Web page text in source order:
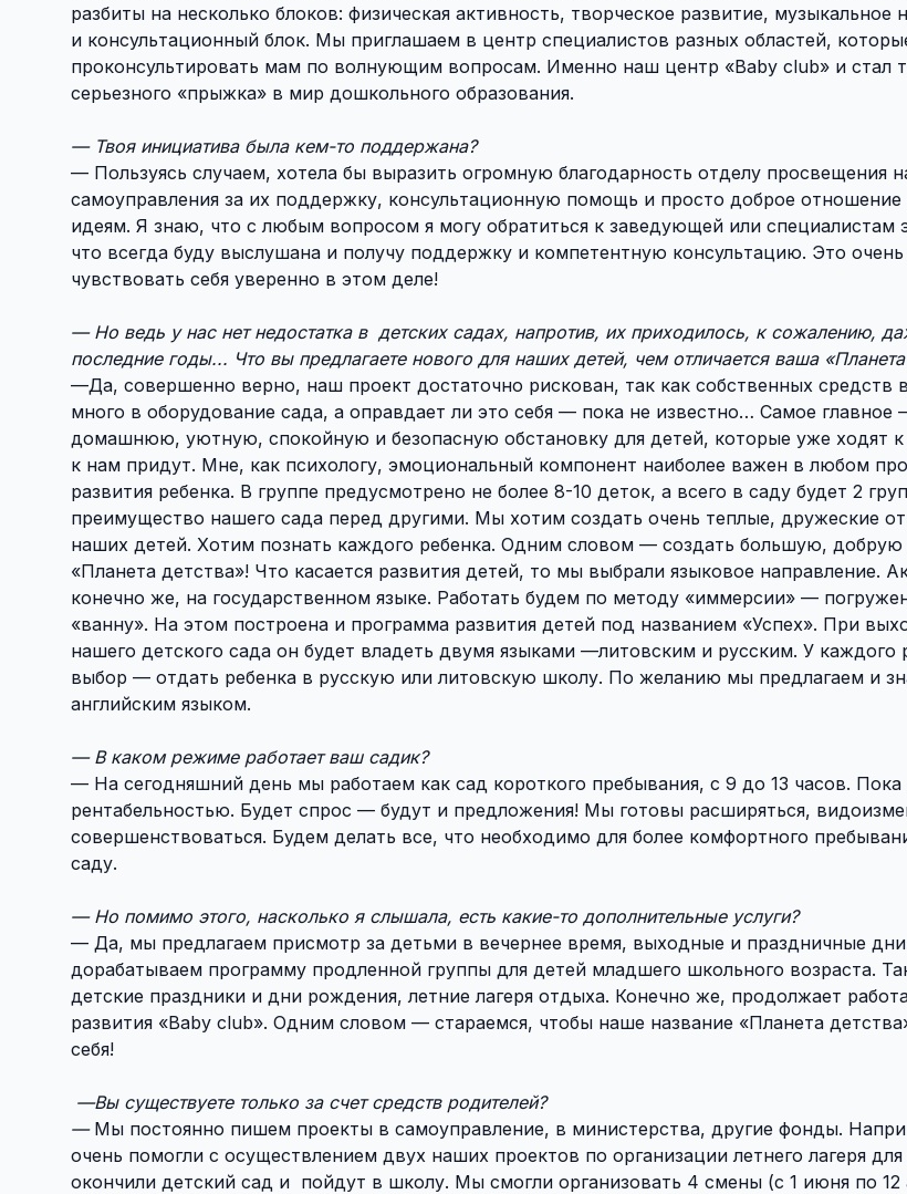
разбиты на несколько блоков: физическая активность, творческое развитие, музыкальное
и консультационный блок. Мы приглашаем в центр специалистов разных областей,
проконсультировать мам по волнующим вопросам. Именно наш центр «Baby club» и стал
серьезного «прыжка» в мир дошкольного образования.
— Твоя инициатива была кем-то поддержана?
— Пользуясь случаем, хотела бы выразить огромную благодарность отделу просвещения
самоуправления за их поддержку, консультационную помощь и просто доброе
идеям. Я знаю, что с любым вопросом я могу обратиться к заведующей или специалистам
что всегда буду выслушана и получу поддержку и компетентную консультацию. Это очень
чувствовать себя уверенно в этом деле!
— Но ведь у нас нет недостатка в детских садах, напротив, их приходилось, к сожалению,
последние годы... Что вы предлагаете нового для наших детей, чем отличается ваша «Планета
—Да, совершенно верно, наш проект достаточно рискован, так как собственных средств
много в оборудование сада, а оправдает ли это себя — пока не известно… Самое
домашнюю, уютную, спокойную и безопасную обстановку для детей, которые уже ходят
к нам придут. Мне, как психологу, эмоциональный компонент наиболее важен в любом
развития ребенка. В группе предусмотрено не более 8-10 деток, а всего в саду будет 2
преимущество нашего сада перед другими. Мы хотим создать очень теплые, дружеские
наших детей. Хотим познать каждого ребенка. Одним словом — создать большую,
«Планета детства»! Что касается развития детей, то мы выбрали языковое направление.
конечно же, на государственном языке. Работать будем по методу «иммерсии» —
«ванну». На этом построена и программа развития детей под названием «Успех». При
нашего детского сада он будет владеть двумя языками —литовским и русским. У каждого
выбор — отдать ребенка в русскую или литовскую школу. По желанию мы предлагаем и
английским языком.
— В каком режиме работает ваш садик?
— На сегодняшний день мы работаем как сад короткого пребывания, с 9 до 13 часов. Пока
рентабельностью. Будет спрос — будут и предложения! Мы готовы расширяться,
совершенствоваться. Будем делать все, что необходимо для более комфортного
саду.
— Но помимо этого, насколько я слышала, есть какие-то дополнительные услуги?
— Да, мы предлагаем присмотр за детьми в вечернее время, выходные и праздничные
дорабатываем программу продленной группы для детей младшего школьного возраста.
детские праздники и дни рождения, летние лагеря отдыха. Конечно же, продолжает
развития «Baby club». Одним словом — стараемся, чтобы наше название «Планета
себя!
—Вы существуете только за счет средств родителей?
— Мы постоянно пишем проекты в самоуправление, в министерства, другие фонды.
очень помогли с осуществлением двух наших проектов по организации летнего лагеря
окончили детский сад и пойдут в школу. Мы смогли организовать 4 смены (с 1 июня по 12